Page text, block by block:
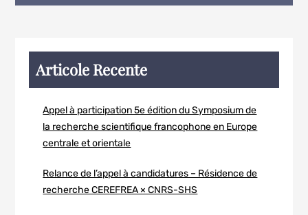
Articole Recente
Appel à participation 5e édition du Symposium de
la recherche scientifique francophone en Europe
centrale et orientale
Relance de l’appel à candidatures – Résidence de
recherche CEREFREA × CNRS-SHS